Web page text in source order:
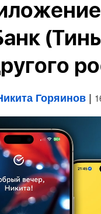
Горяинов |